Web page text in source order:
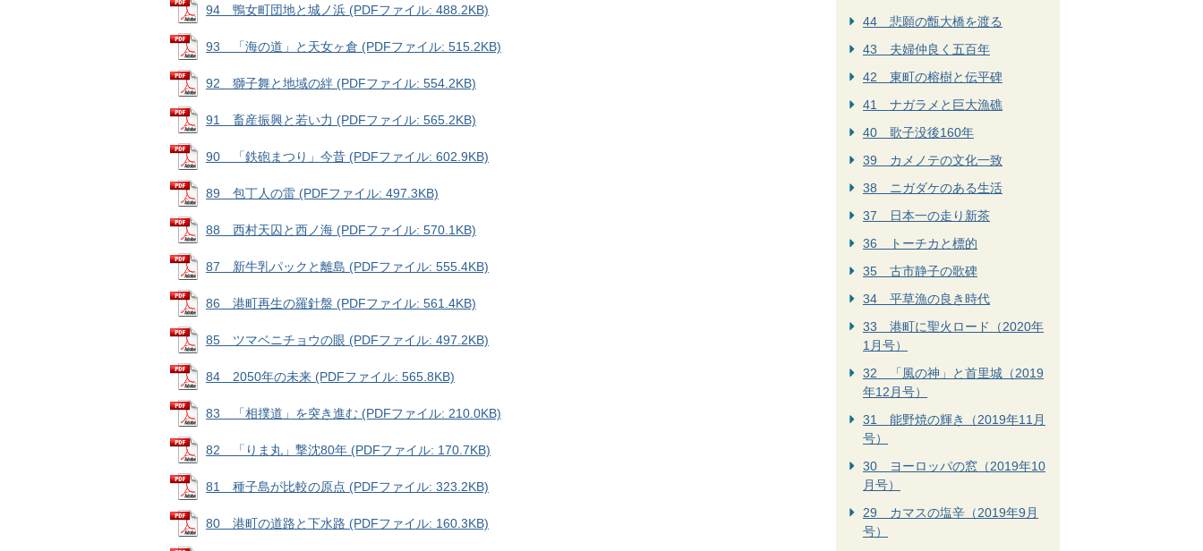
94 鴨女町団地と城ノ浜 (PDFファイル: 488.2KB)
93 「海の道」と天女ヶ倉 (PDFファイル: 515.2KB)
92 獅子舞と地域の絆 (PDFファイル: 554.2KB)
91 畜産振興と若い力 (PDFファイル: 565.2KB)
90 「鉄砲まつり」今昔 (PDFファイル: 602.9KB)
89 包丁人の雷 (PDFファイル: 497.3KB)
88 西村天囚と西ノ海 (PDFファイル: 570.1KB)
87 新牛乳パックと離島 (PDFファイル: 555.4KB)
86 港町再生の羅針盤 (PDFファイル: 561.4KB)
85 ツマベニチョウの眼 (PDFファイル: 497.2KB)
84 2050年の未来 (PDFファイル: 565.8KB)
83 「相撲道」を突き進む (PDFファイル: 210.0KB)
82 「りま丸」撃沈80年 (PDFファイル: 170.7KB)
81 種子島が比較の原点 (PDFファイル: 323.2KB)
80 港町の道路と下水路 (PDFファイル: 160.3KB)
44 悲願の甑大橋を渡る
43 夫婦仲良く五百年
42 東町の榕樹と伝平碑
41 ナガラメと巨大漁礁
40 歌子没後160年
39 カメノテの文化一致
38 ニガダケのある生活
37 日本一の走り新茶
36 トーチカと標的
35 古市静子の歌碑
34 平草漁の良き時代
33 港町に聖火ロード（2020年
1月号）
32 「風の神」と首里城（2019
年12月号）
31 能野焼の輝き（2019年11月
号）
30 ヨーロッパの窓（2019年10
月号）
29 カマスの塩辛（2019年9月
号）